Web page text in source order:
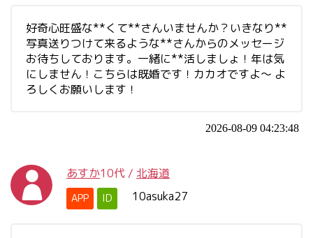
好奇心旺盛な**くて**さんいませんか？いきなり**
写真送りつけて来るような**さんからのメッセージ
お待ちしております。一緒に**活しましょ！年は気
にしません！こちらは既婚です！カカオですよ～ よ
ろしくお願いします！
2026-08-09 04:23:48
あすか10代 / 北海道
APP ID 10asuka27